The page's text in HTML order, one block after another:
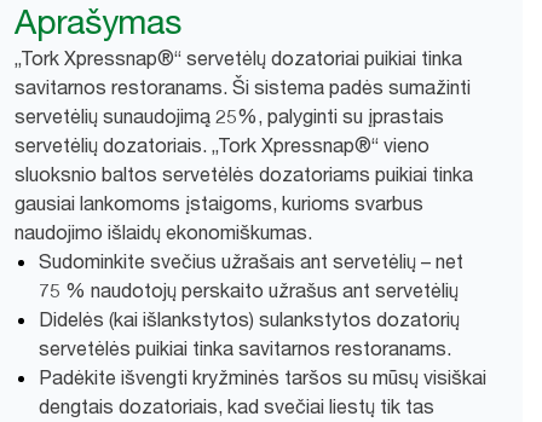
Aprašymas
„Tork Xpressnap®“ servetėlų dozatoriai puikiai tinka
savitarnos restoranams. Ši sistema padės sumažinti
servetėlių sunaudojimą 25%, palyginti su įprastais
servetėlių dozatoriais. „Tork Xpressnap®“ vieno
sluoksnio baltos servetėlės dozatoriams puikiai tinka
gausiai lankomoms įstaigoms, kurioms svarbus
naudojimo išlaidų ekonomiškumas.
Sudominkite svečius užrašais ant servetėlių – net
75 % naudotojų perskaito užrašus ant servetėlių
Didelės (kai išlankstytos) sulankstytos dozatorių
servetėlės puikiai tinka savitarnos restoranams.
Padėkite išvengti kryžminės taršos su mūsų visiškai
dengtais dozatoriais, kad svečiai liestų tik tas